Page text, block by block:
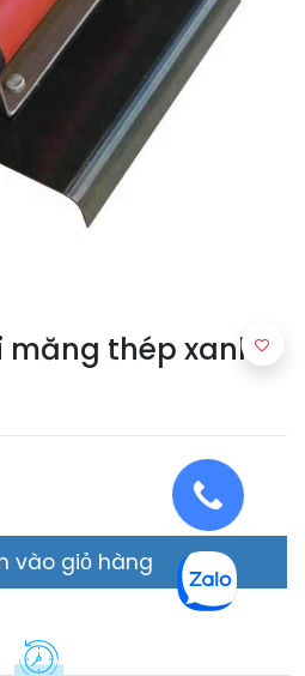
măng thép xanh
vào giỏ hàng